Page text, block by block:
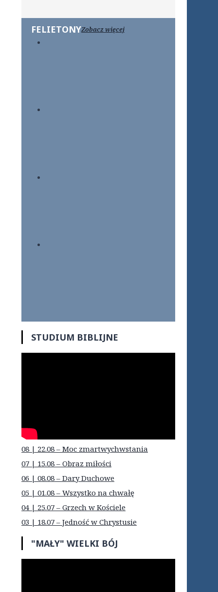
FELIETONYZobacz więcej
STUDIUM BIBLIJNE
08 | 22.08 – Moc zmartwychwstania
07 | 15.08 – Obraz miłości
06 | 08.08 – Dary Duchowe
05 | 01.08 – Wszystko na chwałę
04 | 25.07 – Grzech w Kościele
03 | 18.07 – Jedność w Chrystusie
"MAŁY" WIELKI BÓJ